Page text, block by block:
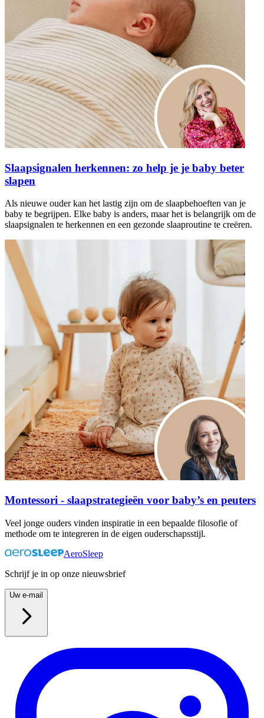
Slaapsignalen herkennen: zo help je je baby beter
slapen
Als nieuwe ouder kan het lastig zijn om de slaapbehoeften van je
baby te begrijpen. Elke baby is anders, maar het is belangrijk om de
slaapsignalen te herkennen en een gezonde slaaproutine te creëren.
Montessori - slaapstrategieën voor baby’s en peuters
Veel jonge ouders vinden inspiratie in een bepaalde filosofie of
methode om te integreren in de eigen ouderschapsstijl.
AeroSleep
Schrijf je in op onze nieuwsbrief
Uw e-mail